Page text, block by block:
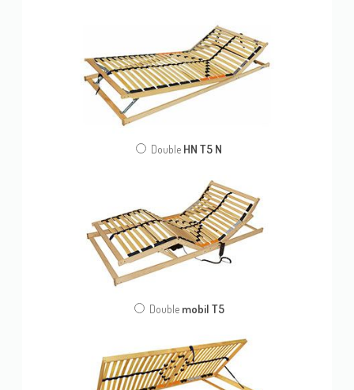
Double HN T5 N
Double mobil T5